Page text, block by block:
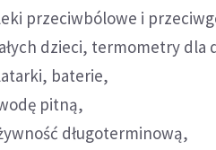
przeciwbólowe i
dzieci, termometry dla
baterie,
pitną,
długoterminową,